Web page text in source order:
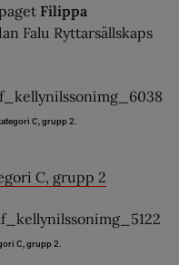
Filippa
Falu Ryttarsällskaps
C, grupp 2.
C, grupp 2
C, grupp 2.